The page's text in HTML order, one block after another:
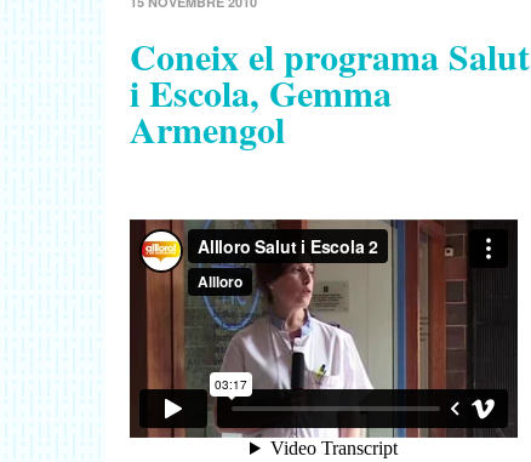
Coneix el programa Salut
i Escola, Gemma
Armengol